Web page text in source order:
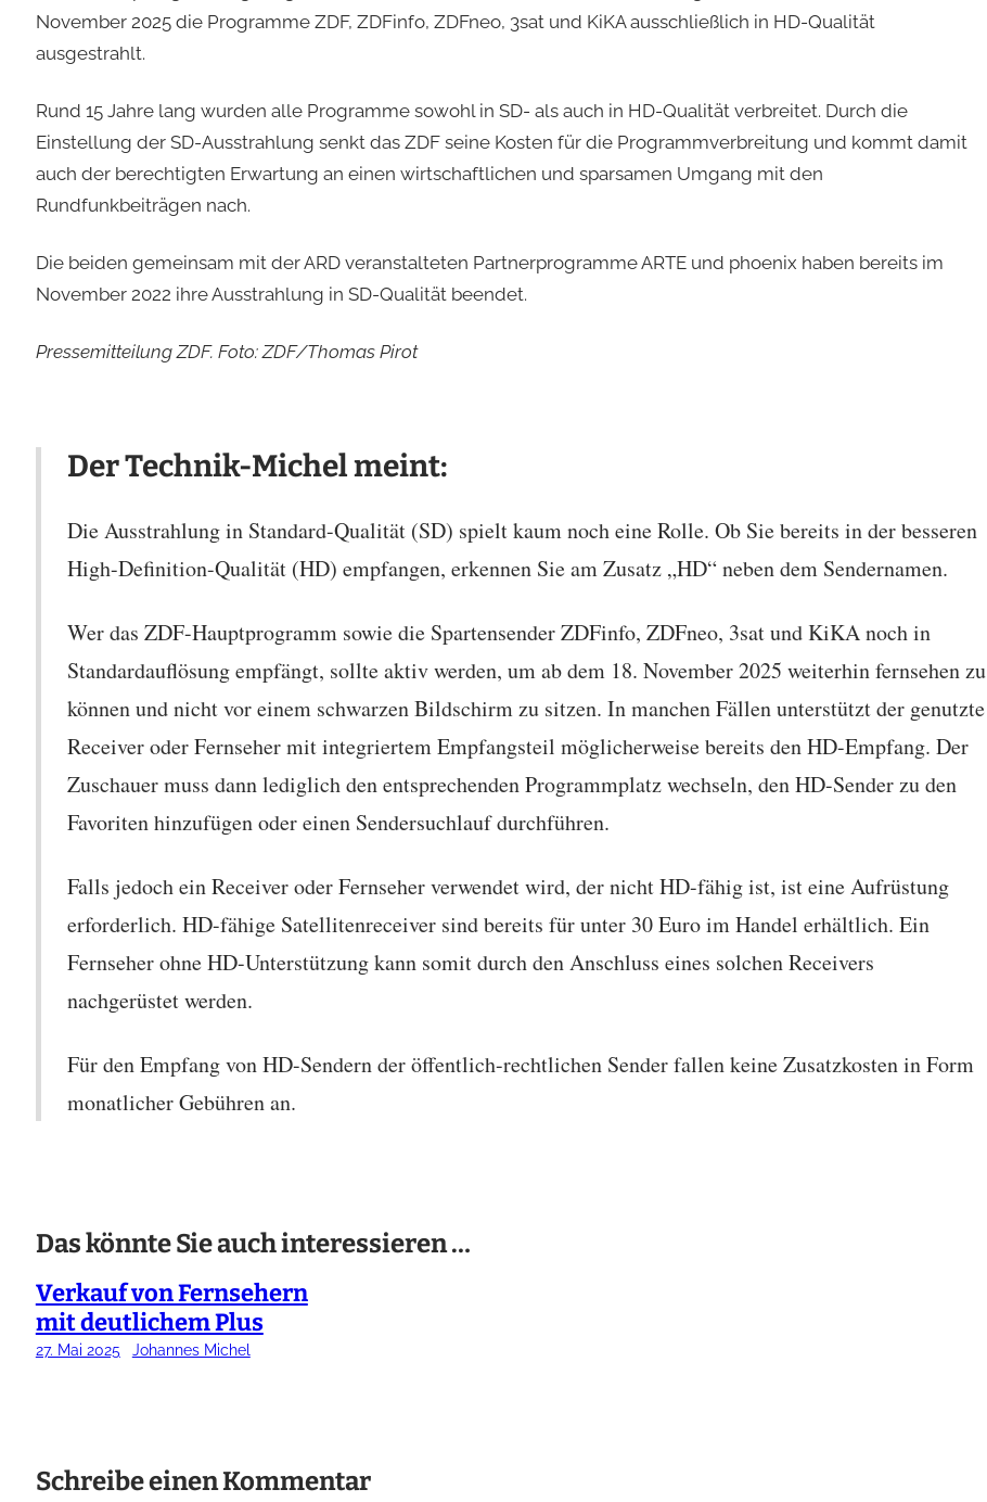
November 2025 die Programme ZDF, ZDFinfo, ZDFneo, 3sat und KiKA ausschließlich in HD-Qualität
ausgestrahlt.
Rund 15 Jahre lang wurden alle Programme sowohl in SD- als auch in HD-Qualität verbreitet. Durch die
Einstellung der SD-Ausstrahlung senkt das ZDF seine Kosten für die Programmverbreitung und kommt damit
auch der berechtigten Erwartung an einen wirtschaftlichen und sparsamen Umgang mit den
Rundfunkbeiträgen nach.
Die beiden gemeinsam mit der ARD veranstalteten Partnerprogramme ARTE und phoenix haben bereits im
November 2022 ihre Ausstrahlung in SD-Qualität beendet.
Pressemitteilung ZDF. Foto: ZDF/Thomas Pirot
Der Technik-Michel meint:
Die Ausstrahlung in Standard-Qualität (SD) spielt kaum noch eine Rolle. Ob Sie bereits in der besseren
High-Definition-Qualität (HD) empfangen, erkennen Sie am Zusatz „HD“ neben dem Sendernamen.
Wer das ZDF-Hauptprogramm sowie die Spartensender ZDFinfo, ZDFneo, 3sat und KiKA noch in
Standardauflösung empfängt, sollte aktiv werden, um ab dem 18. November 2025 weiterhin fernsehen zu
können und nicht vor einem schwarzen Bildschirm zu sitzen. In manchen Fällen unterstützt der genutzte
Receiver oder Fernseher mit integriertem Empfangsteil möglicherweise bereits den HD-Empfang. Der
Zuschauer muss dann lediglich den entsprechenden Programmplatz wechseln, den HD-Sender zu den
Favoriten hinzufügen oder einen Sendersuchlauf durchführen.
Falls jedoch ein Receiver oder Fernseher verwendet wird, der nicht HD-fähig ist, ist eine Aufrüstung
erforderlich. HD-fähige Satellitenreceiver sind bereits für unter 30 Euro im Handel erhältlich. Ein
Fernseher ohne HD-Unterstützung kann somit durch den Anschluss eines solchen Receivers
nachgerüstet werden.
Für den Empfang von HD-Sendern der öffentlich-rechtlichen Sender fallen keine Zusatzkosten in Form
monatlicher Gebühren an.
Das könnte Sie auch interessieren …
Verkauf von Fernsehern
mit deutlichem Plus
27. Mai 2025 Johannes Michel
Schreibe einen Kommentar